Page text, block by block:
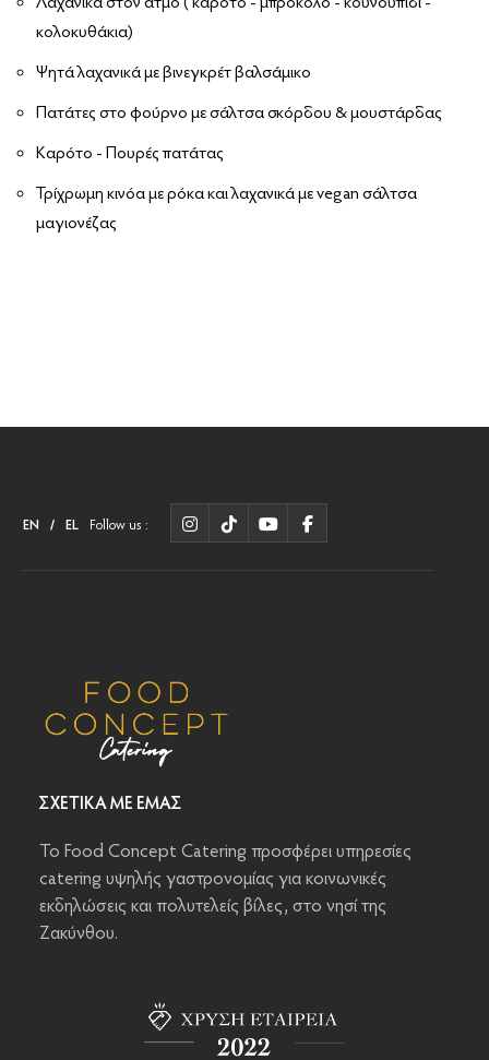
κολοκυθάκια)
Ψητά λαχανικά με βινεγκρέτ βαλσάμικο
Πατάτες στο φούρνο με σάλτσα σκόρδου & μουστάρδας
Καρότο - Πουρές πατάτας
Τρίχρωμη κινόα με ρόκα και λαχανικά με vegan σάλτσα
μαγιονέζας
EN / EL Follow us :
ΣΧΕΤΙΚΆ ΜΕ ΕΜΆΣ
To Food Concept Catering προσφέρει υπηρεσίες
catering υψηλής γαστρονομίας για κοινωνικές
εκδηλώσεις και πολυτελείς βίλες, στο νησί της
Ζακύνθου.